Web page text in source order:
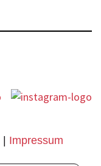
Impressum